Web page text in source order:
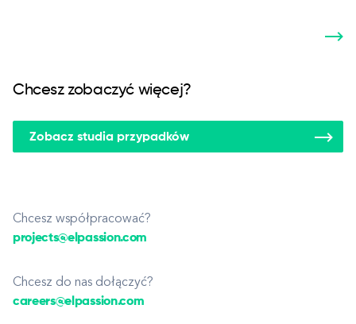
Chcesz zobaczyć więcej?
Zobacz studia przypadków
Chcesz współpracować?
projects@elpassion.com
Chcesz do nas dołączyć?
careers@elpassion.com